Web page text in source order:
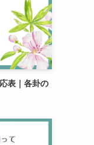
表｜各卦の